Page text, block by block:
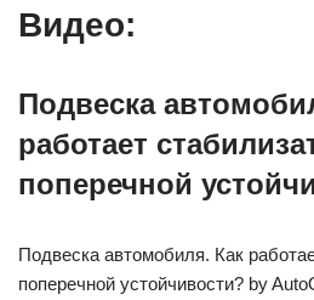
Видео:
Подвеска
работает
поперечной
Подвеска автомобиля. Как
поперечной устойчивости? by